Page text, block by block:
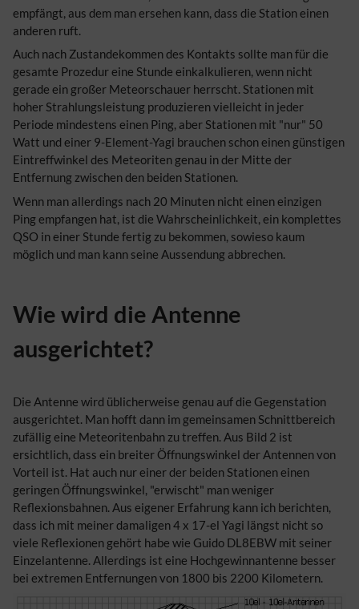
empfängt, aus dem man ersehen kann, dass die Station einen
anderen ruft.
Auch nach Zustandekommen des Kontakts sollte man für die
gesamte Prozedur eine Stunde einkalkulieren, wenn nicht
gerade ein großer Meteorschauer herrscht. Stationen mit
hoher Strahlungsleistung produzieren vielleicht in jeder
Periode mindestens einen Ping, aber Stationen mit "nur" 50
Watt und einer 9-Element-Yagi brauchen schon einen günstigen
Eintreffwinkel des Meteoriten genau in der Mitte der
Entfernung zwischen den beiden Stationen.
Wenn man allerdings nach 20 Minuten nicht einen einzigen
Ping empfangen hat, ist die Wahrscheinlichkeit, ein komplettes
QSO in einer Stunde fertig zu bekommen, sowieso kaum
möglich und man kann seine Aussendung abbrechen.
Wie wird die Antenne
ausgerichtet?
Die Antenne wird üblicherweise genau auf die Gegenstation
ausgerichtet. Man hofft dann im gemeinsamen Schnittbereich
zufällig eine Meteoritenbahn zu treffen. Aus Bild 2 ist
ersichtlich, dass ein breiter Öffnungswinkel der Antennen von
Vorteil ist. Hat auch nur einer der beiden Stationen einen
geringen Öffnungswinkel, "erwischt" man weniger
Reflexionsbahnen. Aus eigener Erfahrung kann ich berichten,
dass ich mit meiner damaligen 4 x 17-el Yagi längst nicht so
viele Reflexionen gehört habe wie Guido DL8EBW mit seiner
Einzelantenne. Allerdings ist eine Hochgewinnantenne besser
bei extremen Entfernungen von 1800 bis 2200 Kilometern.